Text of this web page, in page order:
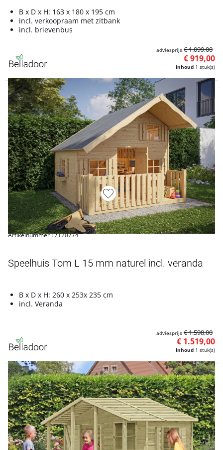
B x D x H: 163 x 180 x 195 cm
incl. verkoopraam met zitbank
incl. brievenbus
Inhoud 1 stuk(s)
€ 919,00
adviesprijs € 1.099,00
Artikelnummer L7120774
Speelhuis Tom L 15 mm naturel incl. veranda
B x D x H: 260 x 253x 235 cm
incl. Veranda
Inhoud 1 stuk(s)
€ 1.519,00
adviesprijs € 1.598,00